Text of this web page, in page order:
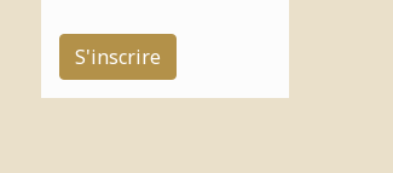
S'inscrire